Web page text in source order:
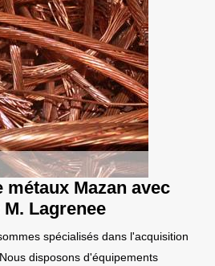
métaux Mazan avec
Lagrenee
spécialisés dans l'acquisition
disposons d'équipements